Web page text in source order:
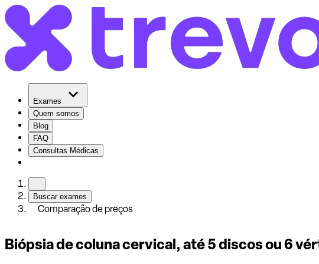
Exames
Quem somos
Blog
FAQ
Consultas Médicas
Buscar exames
Comparação de preços
Biópsia de coluna cervical, até 5 discos ou 6